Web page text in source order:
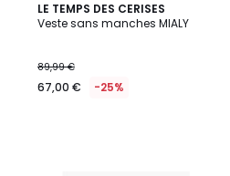
LE TEMPS DES CERISES
Veste sans manches MIALY
89,99 €
67,00 € -25%